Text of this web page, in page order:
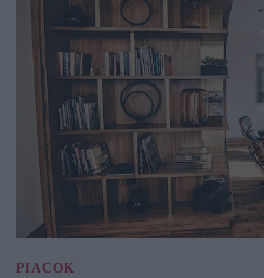
PIACOK